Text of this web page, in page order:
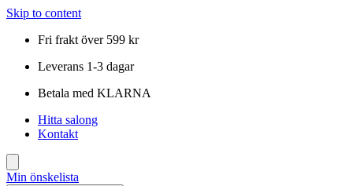
Skip to content
Fri frakt över 599 kr
Leverans 1-3 dagar
Betala med KLARNA
Hitta salong
Kontakt
Min önskelista